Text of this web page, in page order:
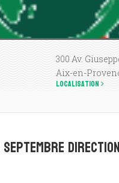
300 Av.
Aix-en-
Localisation